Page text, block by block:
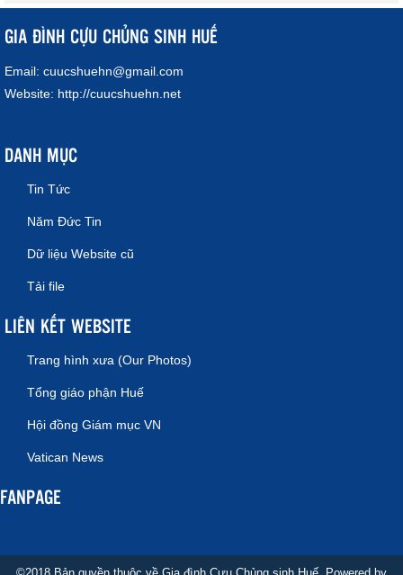
GIA ĐÌNH CỰU CHỦNG SINH HUẾ
Email: cuucshuehn@gmail.com
Website: http://cuucshuehn.net
DANH MỤC
Tin Tức
Năm Đức Tin
Dữ liệu Website cũ
Tải file
LIÊN KẾT WEBSITE
Trang hình xưa (Our Photos)
Tổng giáo phận Huế
Hội đồng Giám mục VN
Vatican News
FANPAGE